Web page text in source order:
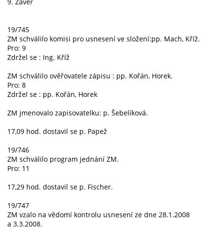
19/745
ZM schválilo komisi pro usnesení ve složení:pp. Mach, Kříž.
Pro: 9
Zdržel se : Ing. Kříž
ZM schválilo ověřovatele zápisu : pp. Kořán, Horek.
Pro: 8
Zdržel se : pp. Kořán, Horek
ZM jmenovalo zapisovatelku: p. Šebelíková.
17,09 hod. dostavil se p. Papež
19/746
ZM schválilo program jednání ZM.
Pro: 11
17,29 hod. dostavil se p. Fischer.
19/747
ZM vzalo na vědomí kontrolu usnesení ze dne 28.1.2008
a 3.3.2008.